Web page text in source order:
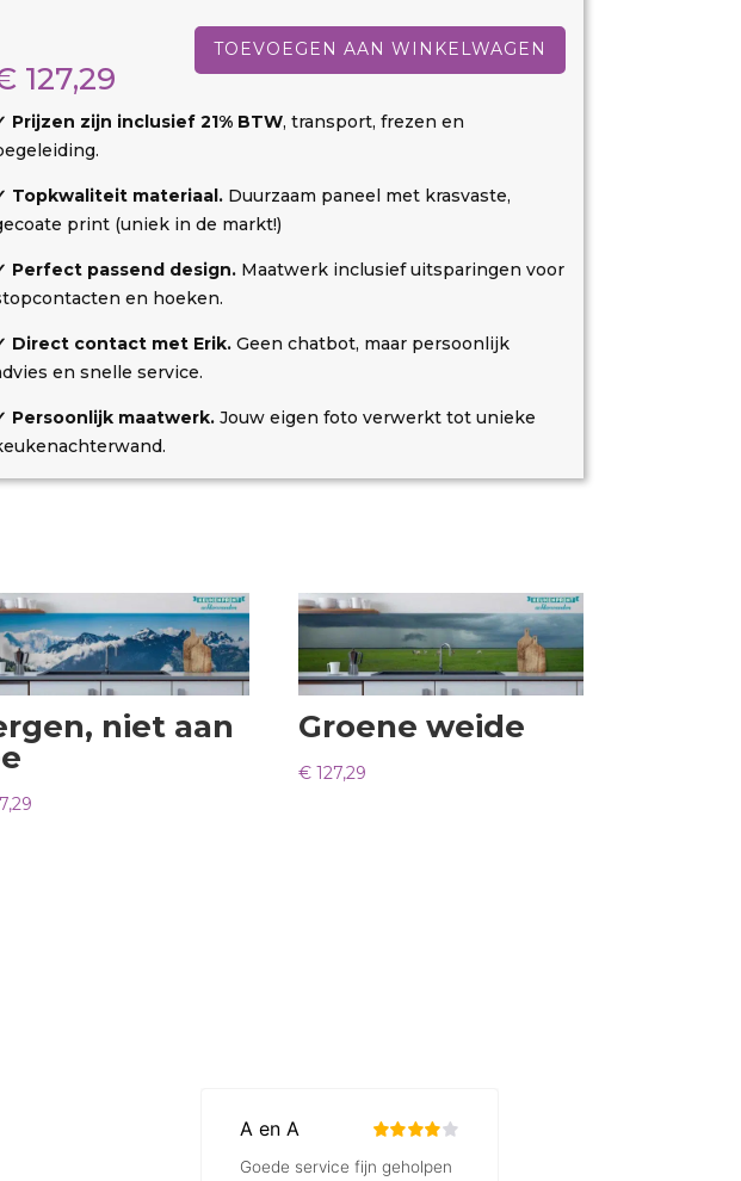
duinen
TOEVOEGEN AAN WINKELWAGEN
127,29
Prijzen zijn inclusief 21% BTW, transport, frezen en
Topkwaliteit materiaal.Duurzaam paneel met krasvaste,
print (uniek in de markt!)
Perfect passend design.Maatwerk inclusief uitsparingen voor
en hoeken.
Direct contact met Erik.Geen chatbot, maar persoonlijk
en snelle service.
Persoonlijk maatwerk.Jouw eigen foto verwerkt tot unieke
niet aan
Groene weide
€127,29